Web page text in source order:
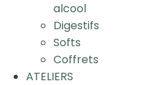
alcool
Digestifs
Softs
Coffrets
ATELIERS